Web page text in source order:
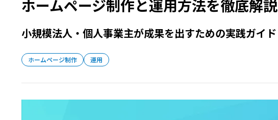
ホームページ制作と運用方法を徹底解説
小規模法人・個人事業主が成果を出すための実践ガイド
ホームページ制作 運用